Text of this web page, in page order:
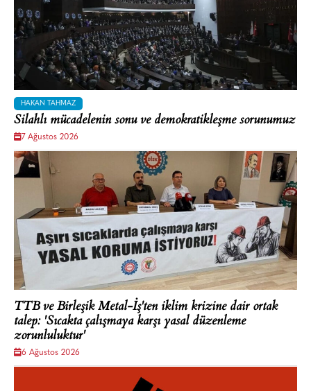
HAKAN TAHMAZ
Silahlı mücadelenin sonu ve demokratikleşme sorunumuz
7 Ağustos 2026
TTB ve Birleşik Metal-İş'ten iklim krizine dair ortak
talep: 'Sıcakta çalışmaya karşı yasal düzenleme
zorunluluktur'
6 Ağustos 2026